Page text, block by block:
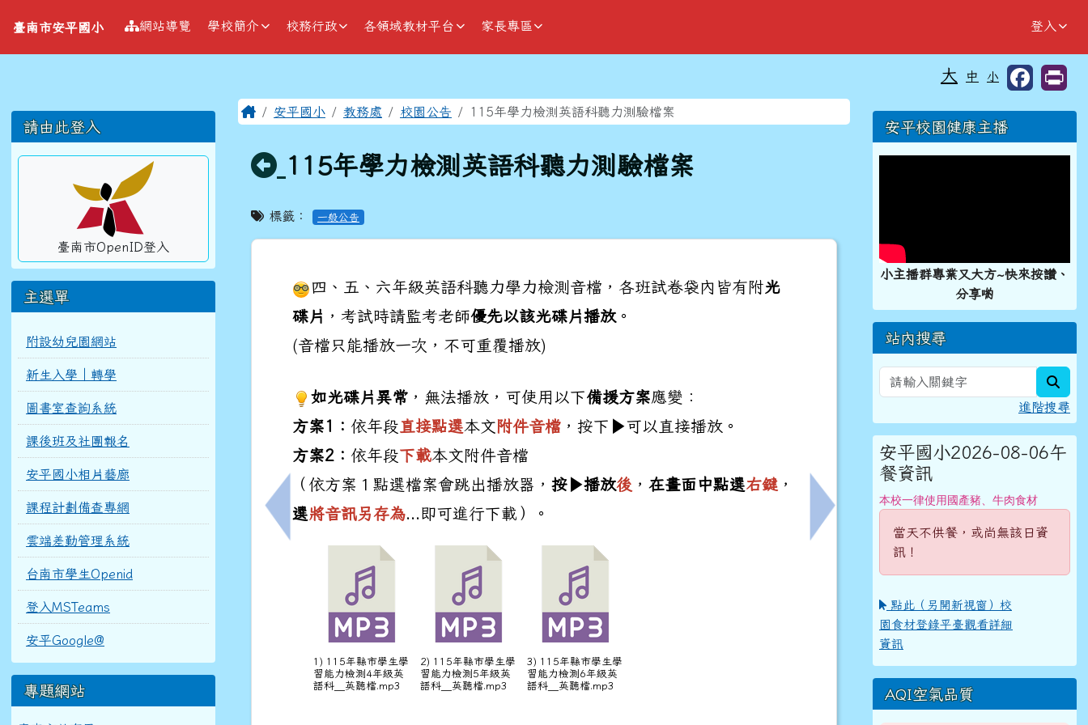
臺南市安平國小
導覽列
臺南市安平國小 網站導覽 學校簡介 校務行政 各領域教材平台 家長專區 登入
⏸
大 中 小
左邊區域內容
請由此登入
臺南市OpenID登入
主選單
附設幼兒園網站
新生入學｜轉學
圖書室查詢系統
課後班及社團報名
安平國小相片藝廊
課程計劃備查專網
雲端差勤管理系統
台南市學生Openid
登入MSTeams
安平Google@
專題網站
主內容區域
Home安平國小 教務處 校園公告 115年學力檢測英語科聽力測驗檔案
回上頁
115年學力檢測英語科聽力測驗檔案
標籤： 一般公告
上一筆：6月份樂齡課程，開課資訊詳見內文
四、五、六年級英語科聽力學力檢測音檔，各班試卷袋內皆有附光
碟片 ，考試時請監考老師優先以該光碟片播放 。
(音檔只能播放一次，不可重覆播放)
如光碟片異常 ，無法播放，可使用以下備援方案應變：
方案1： 依年段 直接點選本文 附件音檔 ，按下▶︎可以直接播放。
方案2： 依年段下載本文附件音檔
（依方案１點選檔案會跳出播放器， 按 ▶︎播放後 ， 在畫面中點選右鍵 ，
選將音訊另存為...即可進行下載）。
1) 115年縣市學生學
習能力檢測4年級英
語科＿英聽檔.mp3
2) 115年縣市學生學
習能力檢測5年級英
語科＿英聽檔.mp3
3) 115年縣市學生學
習能力檢測6年級英
語科＿英聽檔.mp3
下一筆：本市國語文輔導團辦理「高效課堂
右邊區域內容
安平校園健康主播
小主播群專業又大方~快來按讚、
分享喲
站內搜尋
進階搜尋
安平國小2026-08-06午
餐資訊
本校一律使用國產豬、牛肉食材
當天不供餐，或尚無該日資
訊！
點此（另開新視窗）校
園食材登錄平臺觀看詳細
資訊
AQI空氣品質
頁尾區域